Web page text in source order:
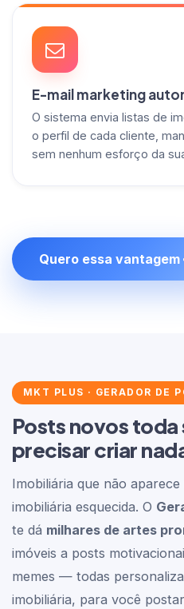
E-mail marketing
O sistema envia listas de
o perfil de cada cliente,
sem nenhum esforço da
Quero essa vantagem
MKT PLUS · GERADOR DE
Posts novos toda
precisar criar
Imobiliária que não aparece
imobiliária esquecida. O
te dá milhares de artes
imóveis a posts
memes — todas
imobiliária, para você